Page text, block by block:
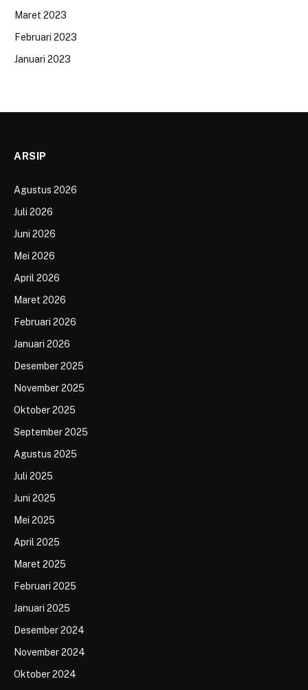
Maret 2023
Februari 2023
Januari 2023
ARSIP
Agustus 2026
Juli 2026
Juni 2026
Mei 2026
April 2026
Maret 2026
Februari 2026
Januari 2026
Desember 2025
November 2025
Oktober 2025
September 2025
Agustus 2025
Juli 2025
Juni 2025
Mei 2025
April 2025
Maret 2025
Februari 2025
Januari 2025
Desember 2024
November 2024
Oktober 2024